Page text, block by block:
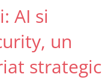
AI si
un
strategic